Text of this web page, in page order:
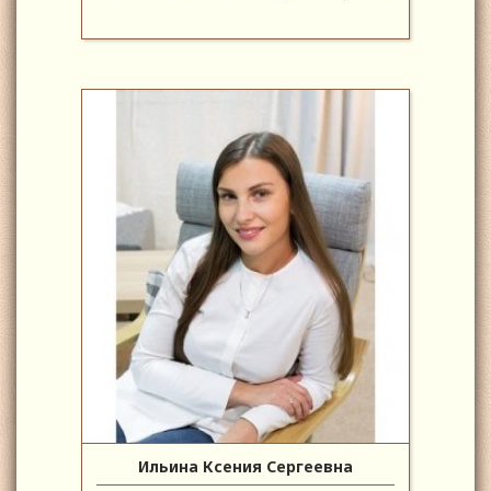
Ильина Ксения Сергеевна